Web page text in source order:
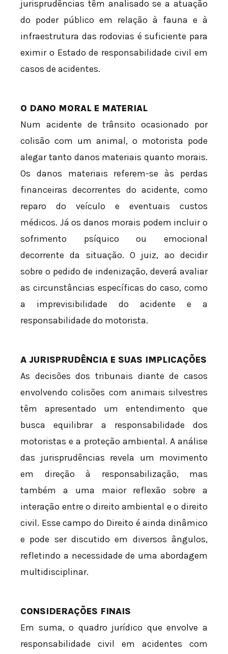
jurisprudências têm analisado se a atuação
do poder público em relação à fauna e à
infraestrutura das rodovias é suficiente para
eximir o Estado de responsabilidade civil em
casos de acidentes.
O DANO MORAL E MATERIAL
Num acidente de trânsito ocasionado por
colisão com um animal, o motorista pode
alegar tanto danos materiais quanto morais.
Os danos materiais referem-se às perdas
financeiras decorrentes do acidente, como
reparo do veículo e eventuais custos
médicos. Já os danos morais podem incluir o
sofrimento psíquico ou emocional
decorrente da situação. O juiz, ao decidir
sobre o pedido de indenização, deverá avaliar
as circunstâncias específicas do caso, como
a imprevisibilidade do acidente e a
responsabilidade do motorista.
A JURISPRUDÊNCIA E SUAS IMPLICAÇÕES
As decisões dos tribunais diante de casos
envolvendo colisões com animais silvestres
têm apresentado um entendimento que
busca equilibrar a responsabilidade dos
motoristas e a proteção ambiental. A análise
das jurisprudências revela um movimento
em direção à responsabilização, mas
também a uma maior reflexão sobre a
interação entre o direito ambiental e o direito
civil. Esse campo do Direito é ainda dinâmico
e pode ser discutido em diversos ângulos,
refletindo a necessidade de uma abordagem
multidisciplinar.
CONSIDERAÇÕES FINAIS
Em suma, o quadro jurídico que envolve a
responsabilidade civil em acidentes com